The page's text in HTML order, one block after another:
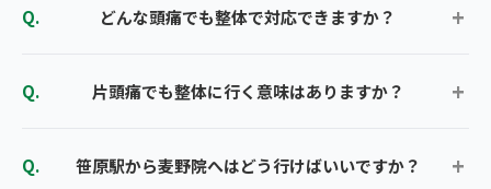
どんな頭痛でも整体で対応できますか？
片頭痛でも整体に行く意味はありますか？
笹原駅から麦野院へはどう行けばいいですか？